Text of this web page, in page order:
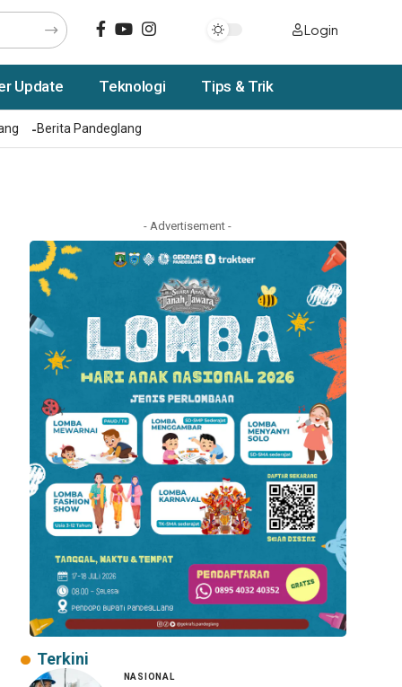
Login
Update Teknologi Tips & Trik
Berita Pandeglang
- Advertisement -
Terkini
NASIONAL